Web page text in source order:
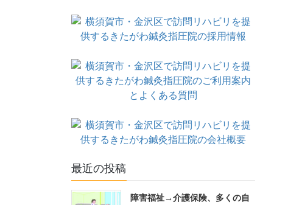
最近の投稿
障害福祉→介護保険、多くの自